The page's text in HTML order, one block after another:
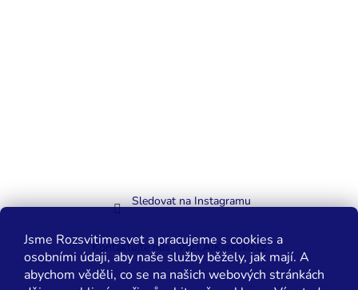
Jsme Rozsvitimesvet a pracujeme s cookies a
osobními údaji, aby naše služby běžely, jak mají. A
abychom věděli, co se na našich webových stránkách
Sledovat na Instagramu
Kontaktujte nás WELAIK-cesko.cz